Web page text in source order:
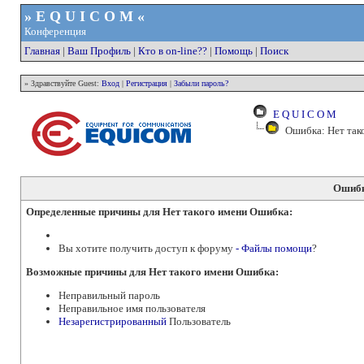
» E Q U I C O M «
Конференция
Главная| Ваш Профиль| Кто в on-line??| Помощь| Поиск
» Здравствуйте Guest: Вход| Регистрация| Забыли пароль?
E Q U I C O M
Ошибка: Нет
Определенные причины для Нет такого имени Ошибка:
Вы хотите получить доступ к форуму - Файлы помощи?
Возможные причины для Нет такого имени Ошибка:
Неправильный пароль
Неправильное имя пользователя
НезарегистрированныйПользователь